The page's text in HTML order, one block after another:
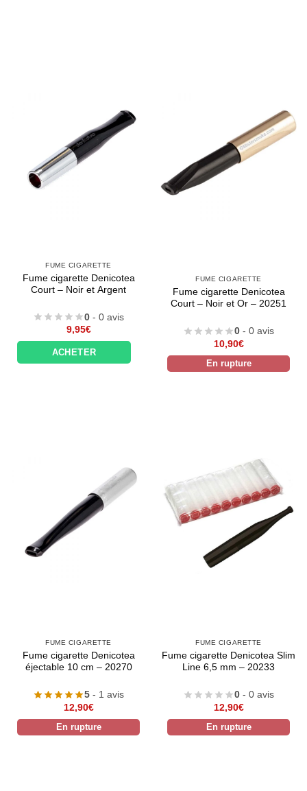
FUME CIGARETTE
Fume cigarette Denicotea
Court – Noir et Argent
0 - 0 avis
9,95€
ACHETER
FUME CIGARETTE
Fume cigarette Denicotea
Court – Noir et Or – 20251
0 - 0 avis
10,90€
En rupture
FUME CIGARETTE
Fume cigarette Denicotea
éjectable 10 cm – 20270
5 - 1 avis
12,90€
En rupture
FUME CIGARETTE
Fume cigarette Denicotea Slim
Line 6,5 mm – 20233
0 - 0 avis
12,90€
En rupture